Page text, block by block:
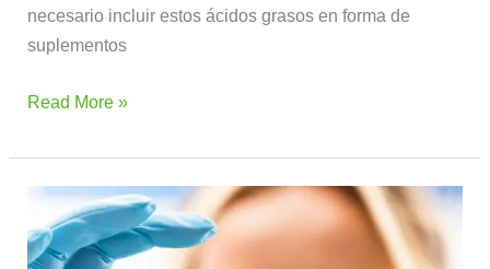
necesario incluir estos ácidos grasos en forma de
suplementos
no?
Read More »
Alimentos
y
medicamentos: